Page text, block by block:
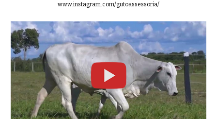
LOTE 32 3060 3243 3248 mp4
www.instagram.com/gutoassessoria/